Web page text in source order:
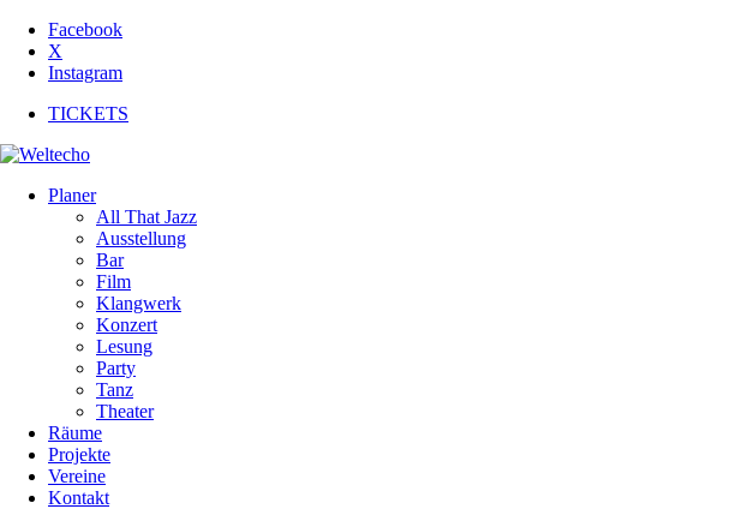
Facebook
X
Instagram
TICKETS
Planer
All That Jazz
Ausstellung
Bar
Film
Klangwerk
Konzert
Lesung
Party
Tanz
Theater
Räume
Projekte
Vereine
Kontakt